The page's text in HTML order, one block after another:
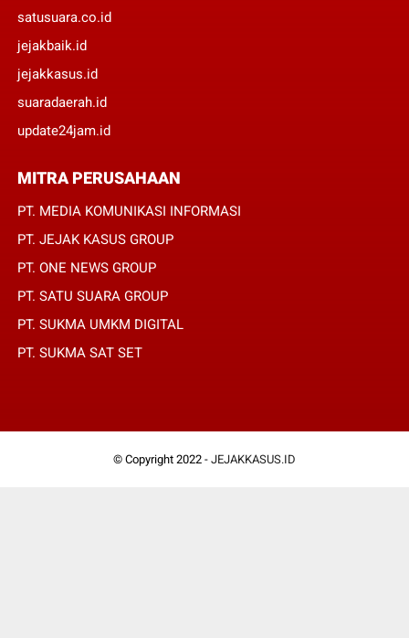
satusuara.co.id
jejakbaik.id
jejakkasus.id
suaradaerah.id
update24jam.id
MITRA PERUSAHAAN
PT. MEDIA KOMUNIKASI INFORMASI
PT. JEJAK KASUS GROUP
PT. ONE NEWS GROUP
PT. SATU SUARA GROUP
PT. SUKMA UMKM DIGITAL
PT. SUKMA SAT SET
© Copyright 2022 - JEJAKKASUS.ID